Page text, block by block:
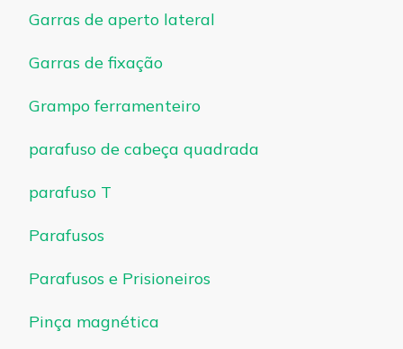
Garras de aperto lateral
Garras de fixação
Grampo ferramenteiro
parafuso de cabeça quadrada
parafuso T
Parafusos
Parafusos e Prisioneiros
Pinça magnética